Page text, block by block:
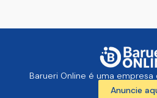
Barueri Online é uma empresa
Anuncie